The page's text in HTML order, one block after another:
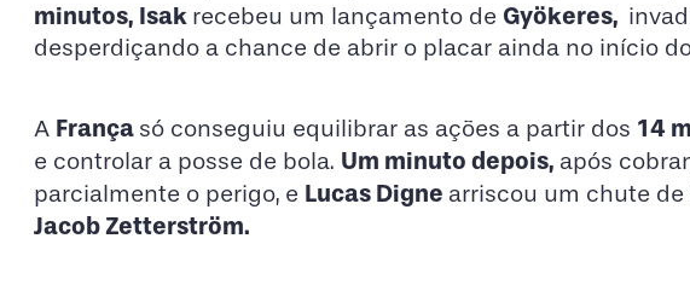
minutos, Isak recebeu um lançamento de Gyökeres,
desperdiçando a chance de abrir o placar ainda no início
A França só conseguiu equilibrar as ações a partir dos 14
e controlar a posse de bola. Um minuto depois, após
parcialmente o perigo, e Lucas Digne arriscou um chute
Jacob Zetterström.